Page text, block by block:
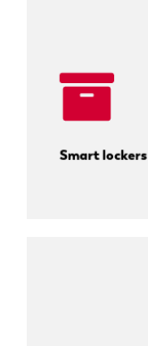
Smart lockers